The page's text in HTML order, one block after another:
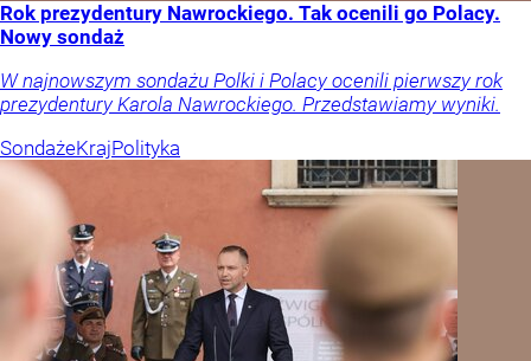
Rok prezydentury Nawrockiego. Tak ocenili go Polacy.
Nowy sondaż
W najnowszym sondażu Polki i Polacy ocenili pierwszy rok
prezydentury Karola Nawrockiego. Przedstawiamy wyniki.
SondażeKrajPolityka